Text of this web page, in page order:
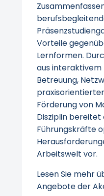
Vorteile
Lernformen.
aus interaktivem
Betreuung,
Förderung von
Disziplin
Führungskräfte
Arbeitswelt vor.
Lesen Sie mehr
Angebote der